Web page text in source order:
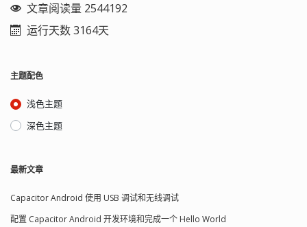
文章阅读量 2544192
运行天数 3164天
主题配色
浅色主题
深色主题
最新文章
Capacitor Android 使用 USB 调试和无线调试
配置 Capacitor Android 开发环境和完成一个 Hello World